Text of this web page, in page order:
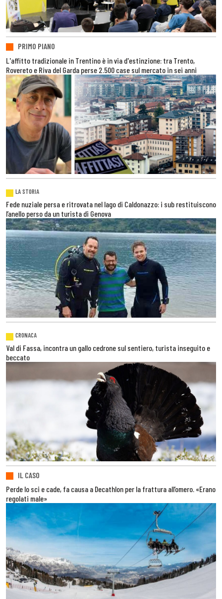
PRIMO PIANO
L'affitto tradizionale in Trentino è in via d'estinzione: tra Trento,
Rovereto e Riva del Garda perse 2.500 case sul mercato in sei anni
LA STORIA
Fede nuziale persa e ritrovata nel lago di Caldonazzo: i sub restituiscono
l’anello perso da un turista di Genova
CRONACA
Val di Fassa, incontra un gallo cedrone sul sentiero, turista inseguito e
beccato
IL CASO
Perde lo sci e cade, fa causa a Decathlon per la frattura all’omero. «Erano
regolati male»